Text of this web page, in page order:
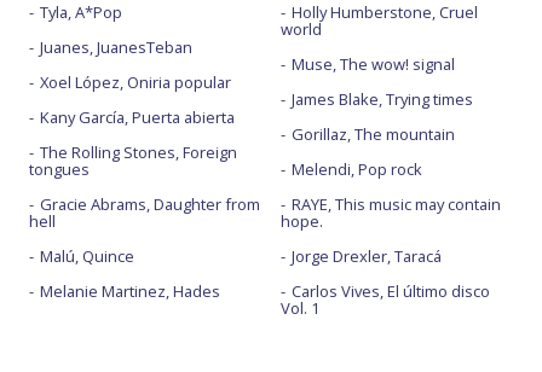
Tyla, A*Pop
Juanes, JuanesTeban
Xoel López, Oniria popular
Kany García, Puerta abierta
The Rolling Stones, Foreign
tongues
Gracie Abrams, Daughter from
hell
Malú, Quince
Melanie Martinez, Hades
Holly Humberstone, Cruel
world
Muse, The wow! signal
James Blake, Trying times
Gorillaz, The mountain
Melendi, Pop rock
RAYE, This music may contain
hope.
Jorge Drexler, Taracá
Carlos Vives, El último disco
Vol. 1